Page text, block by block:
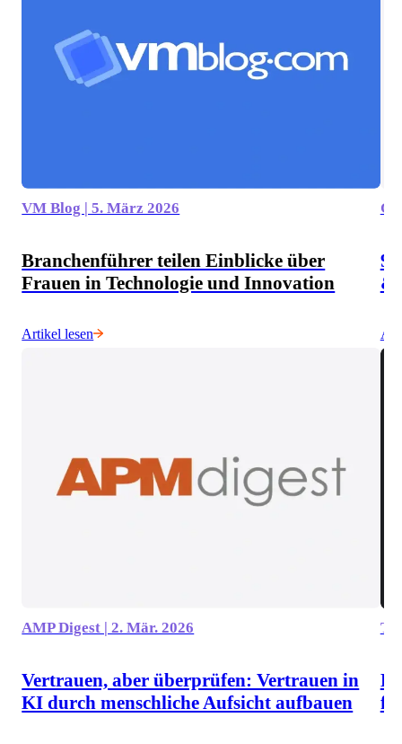
VM Blog | 5. März 2026
Branchenführer teilen Einblicke über
Frauen in Technologie und Innovation
Artikel lesen
AMP Digest | 2. Mär. 2026
Vertrauen, aber überprüfen: Vertrauen in
KI durch menschliche Aufsicht aufbauen
9
&